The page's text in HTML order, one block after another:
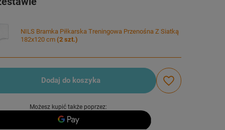
NILS Bramka Piłkarska Treningowa Przenośna Z Siatką
182x120 cm (2 szt.)
Dodaj do koszyka
Możesz kupić także poprzez: